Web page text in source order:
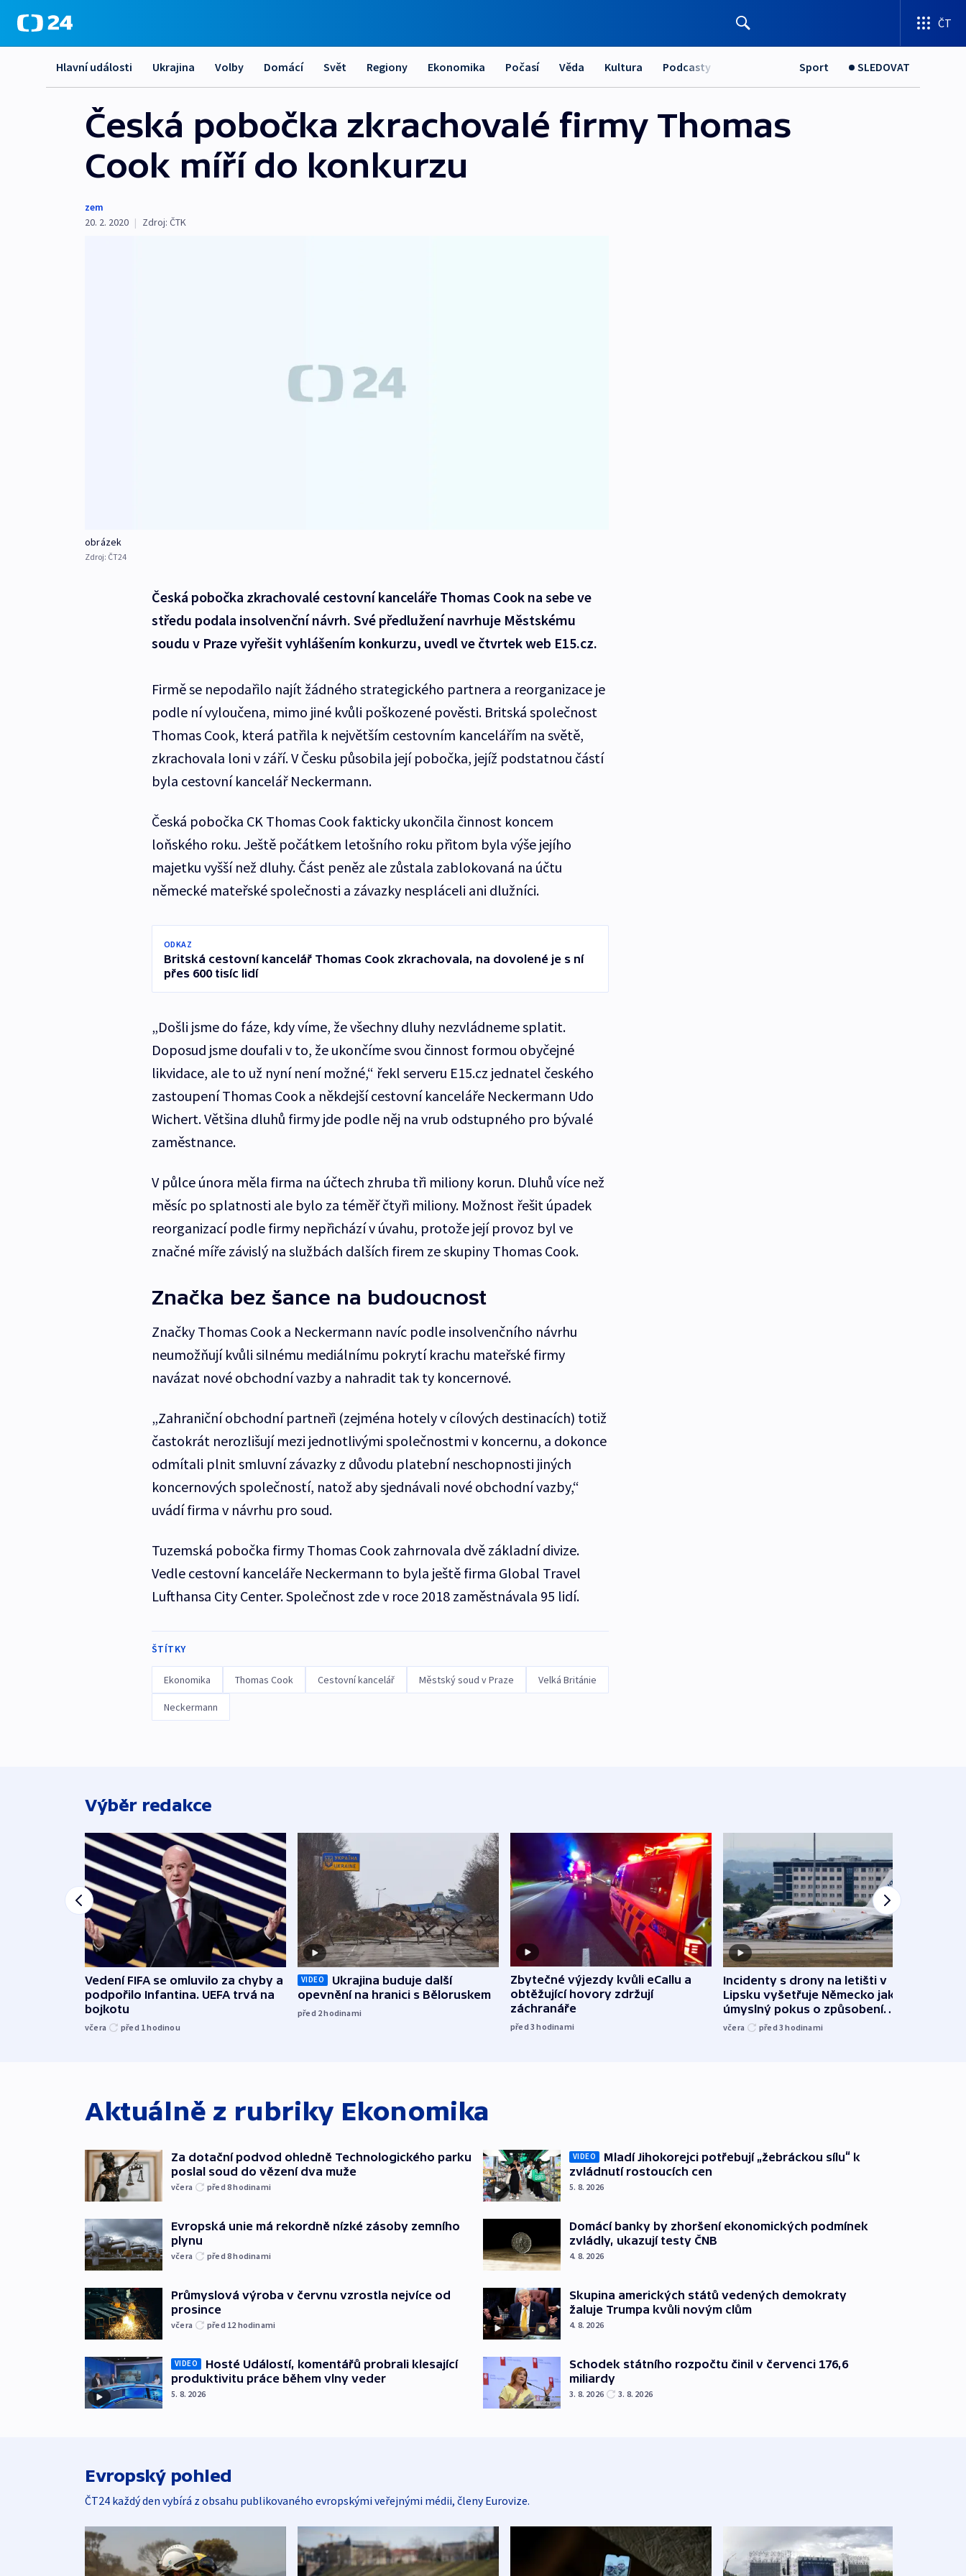
ČT
Hlavní události Ukrajina Volby Domácí Svět Regiony Ekonomika Počasí Věda Kultura Podcasty Sport SLEDOVAT
Česká pobočka zkrachovalé firmy Thomas
Cook míří do konkurzu
zem
20. 2. 2020 | Zdroj: ČTK
obrázek
Zdroj: ČT24
Česká pobočka zkrachovalé cestovní kanceláře Thomas Cook na sebe ve
středu podala insolvenční návrh. Své předlužení navrhuje Městskému
soudu v Praze vyřešit vyhlášením konkurzu, uvedl ve čtvrtek web E15.cz.
Firmě se nepodařilo najít žádného strategického partnera a reorganizace je
podle ní vyloučena, mimo jiné kvůli poškozené pověsti. Britská společnost
Thomas Cook, která patřila k největším cestovním kancelářím na světě,
zkrachovala loni v září. V Česku působila její pobočka, jejíž podstatnou částí
byla cestovní kancelář Neckermann.
Česká pobočka CK Thomas Cook fakticky ukončila činnost koncem
loňského roku. Ještě počátkem letošního roku přitom byla výše jejího
majetku vyšší než dluhy. Část peněz ale zůstala zablokovaná na účtu
německé mateřské společnosti a závazky nespláceli ani dlužníci.
ODKAZ
Britská cestovní kancelář Thomas Cook zkrachovala, na dovolené je s ní
přes 600 tisíc lidí
„Došli jsme do fáze, kdy víme, že všechny dluhy nezvládneme splatit.
Doposud jsme doufali v to, že ukončíme svou činnost formou obyčejné
likvidace, ale to už nyní není možné,“ řekl serveru E15.cz jednatel českého
zastoupení Thomas Cook a někdejší cestovní kanceláře Neckermann Udo
Wichert. Většina dluhů firmy jde podle něj na vrub odstupného pro bývalé
zaměstnance.
V půlce února měla firma na účtech zhruba tři miliony korun. Dluhů více než
měsíc po splatnosti ale bylo za téměř čtyři miliony. Možnost řešit úpadek
reorganizací podle firmy nepřichází v úvahu, protože její provoz byl ve
značné míře závislý na službách dalších firem ze skupiny Thomas Cook.
Značka bez šance na budoucnost
Značky Thomas Cook a Neckermann navíc podle insolvenčního návrhu
neumožňují kvůli silnému mediálnímu pokrytí krachu mateřské firmy
navázat nové obchodní vazby a nahradit tak ty koncernové.
„Zahraniční obchodní partneři (zejména hotely v cílových destinacích) totiž
častokrát nerozlišují mezi jednotlivými společnostmi v koncernu, a dokonce
odmítali plnit smluvní závazky z důvodu platební neschopnosti jiných
koncernových společností, natož aby sjednávali nové obchodní vazby,“
uvádí firma v návrhu pro soud.
Tuzemská pobočka firmy Thomas Cook zahrnovala dvě základní divize.
Vedle cestovní kanceláře Neckermann to byla ještě firma Global Travel
Lufthansa City Center. Společnost zde v roce 2018 zaměstnávala 95 lidí.
ŠTÍTKY
Ekonomika Thomas Cook Cestovní kancelář Městský soud v Praze Velká Británie
Neckermann
Výběr redakce
Vedení FIFA se omluvilo za chyby a
podpořilo Infantina. UEFA trvá na
bojkotu
včera před 1hodinou
VIDEO
Ukrajina buduje další
opevnění na hranici s Běloruskem
před 2hodinami
Zbytečné výjezdy kvůli eCallu a
obtěžující hovory zdržují
záchranáře
před 3hodinami
Incidenty s drony na letišti v
Lipsku vyšetřuje Německo jako
úmyslný pokus o způsobení
exploze
včera před 3hodinami
Aktuálně z rubriky Ekonomika
Za dotační podvod ohledně Technologického parku
poslal soud do vězení dva muže
včera před 8hodinami
Evropská unie má rekordně nízké zásoby zemního
plynu
včera před 8hodinami
Průmyslová výroba v červnu vzrostla nejvíce od
prosince
včera před 12 hodinami
VIDEO
Hosté Událostí, komentářů probrali klesající
produktivitu práce během vlny veder
5. 8. 2026
VIDEO
Mladí Jihokorejci potřebují „žebráckou sílu“ k
zvládnutí rostoucích cen
5. 8. 2026
Domácí banky by zhoršení ekonomických podmínek
zvládly, ukazují testy ČNB
4. 8. 2026
Skupina amerických států vedených demokraty
žaluje Trumpa kvůli novým clům
4. 8. 2026
Schodek státního rozpočtu činil v červenci 176,6
miliardy
3. 8. 2026 3. 8. 2026
Evropský pohled
ČT24 každý den vybírá z obsahu publikovaného evropskými veřejnými médii, členy Eurovize.